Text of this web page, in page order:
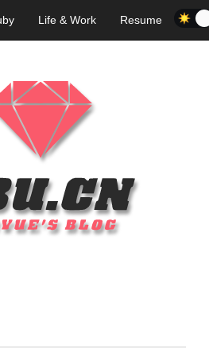
Life & Work Resume